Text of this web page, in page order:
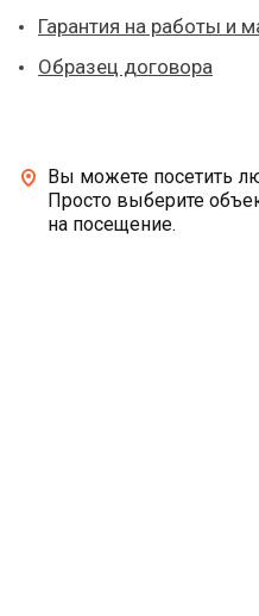
Гарантия на работы и
Образец договора
Вы можете посетить
Просто выберите
на посещение.